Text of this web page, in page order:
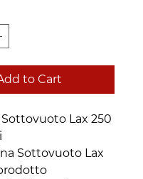
to Cart
Lax 250
Sottovuoto Lax